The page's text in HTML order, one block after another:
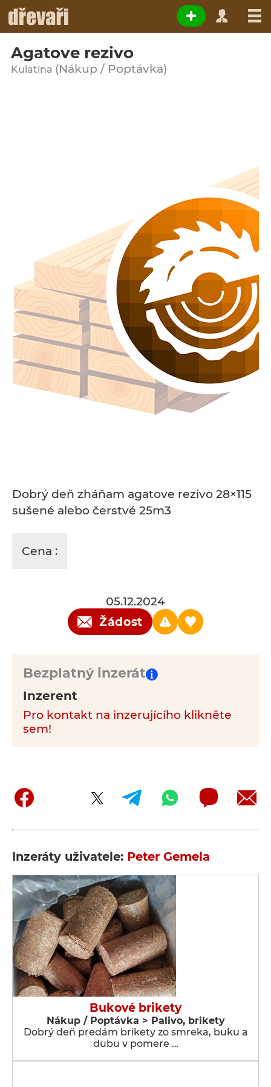
Agatove rezivo
Kulatina (Nákup / Poptávka)
Dobrý deň zháňam agatove rezivo 28×115
sušené alebo čerstvé 25m3
Cena :
05.12.2024
Žádost
Bezplatný inzerát
Inzerent
Pro kontakt na inzerujícího klikněte
sem!
Inzeráty uživatele: Peter Gemela
Bukové brikety
Nákup / Poptávka > Palivo, brikety
Dobrý deň predám brikety zo smreka, buku a
dubu v pomere …